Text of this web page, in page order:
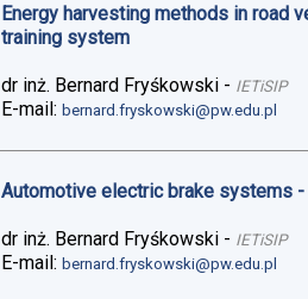
Energy harvesting methods in road
training system
dr inż. Bernard Fryśkowski - IETiSIP
E-mail:bernard.fryskowski@pw.edu.pl
Automotive electric brake systems
dr inż. Bernard Fryśkowski - IETiSIP
E-mail:bernard.fryskowski@pw.edu.pl